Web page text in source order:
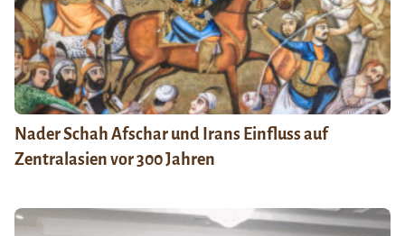
Nader Schah Afschar und Irans Einfluss auf
Zentralasien vor 300 Jahren